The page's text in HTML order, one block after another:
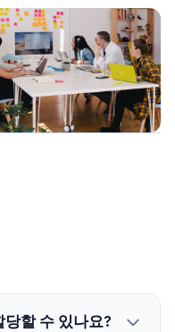
할 수 있나요?